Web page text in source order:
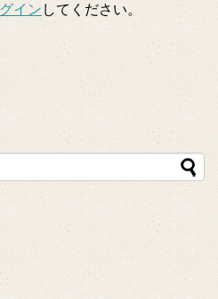
イン してください。